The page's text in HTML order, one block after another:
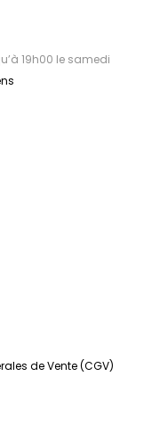
19h00 le samedi
de Vente (CGV)